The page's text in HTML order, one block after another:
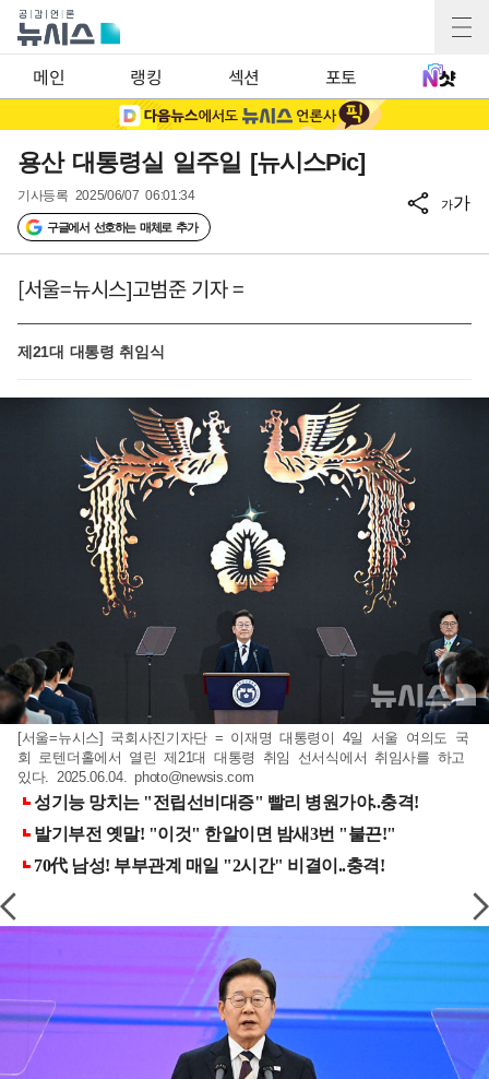
메인 랭킹 섹션 포토
용산 대통령실 일주일 [뉴시스Pic]
기사등록 2025/06/07 06:01:34
구글에서 선호하는 매체로 추가
가가
[서울=뉴시스]고범준 기자 =
제21대 대통령 취임식
[서울=뉴시스] 국회사진기자단 = 이재명 대통령이 4일 서울 여의도 국
회 로텐더홀에서 열린 제21대 대통령 취임 선서식에서 취임사를 하고
있다. 2025.06.04.photo@newsis.com